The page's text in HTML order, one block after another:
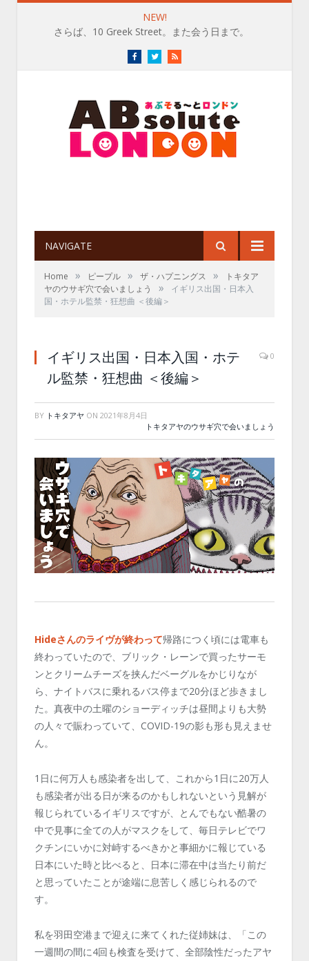
NEW!
さらば、10 Greek Street。また会う日まで。
FacebookTwitterRSS
NAVIGATE
Home » ピープル » ザ・ハプニングス »
トキタア
ヤのウサギ穴で会いましょう
»
イギリス出国・日本入
国・ホテル監禁・狂想曲 ＜後編＞
イギリス出国・日本入国・ホテ
ル監禁・狂想曲 ＜後編＞
0
BY トキタアヤ ON 2021年8月4日
トキタアヤのウサギ穴で会いましょう
Hideさんのライヴが終わって帰路につく頃には電車も
終わっていたので、ブリック・レーンで買ったサーモ
ンとクリームチーズを挟んだベーグルをかじりなが
ら、ナイトバスに乗れるバス停まで20分ほど歩きまし
た。真夜中の土曜のショーディッチは昼間よりも大勢
の人々で賑わっていて、COVID-19の影も形も見えませ
ん。
1日に何万人も感染者を出して、これから1日に20万人
も感染者が出る日が来るのかもしれないという見解が
報じられているイギリスですが、とんでもない酷暑の
中で見事に全ての人がマスクをして、毎日テレビでワ
クチンにいかに対峙するべきかと事細かに報じている
日本にいた時と比べると、日本に滞在中は当たり前だ
と思っていたことが途端に息苦しく感じられるので
す。
私を羽田空港まで迎えに来てくれた従姉妹は、「この
一週間の間に4回も検査を受けて、全部陰性だったアヤ